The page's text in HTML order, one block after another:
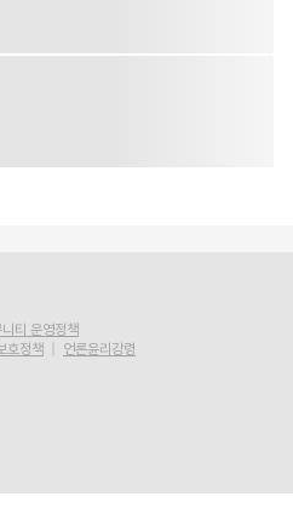
니티 운영정책
호정책
언론윤리강령